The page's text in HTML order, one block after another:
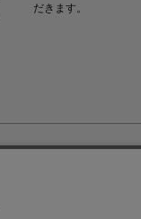
だきます。